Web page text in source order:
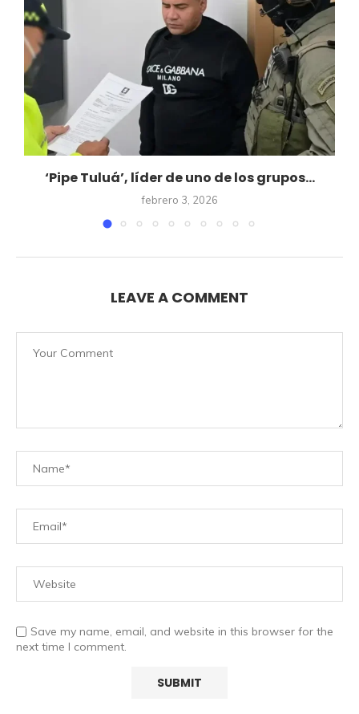
‘Pipe Tuluá’, líder de uno de los grupos...
febrero 3, 2026
LEAVE A COMMENT
Save my name, email, and website in this browser for the
next time I comment.